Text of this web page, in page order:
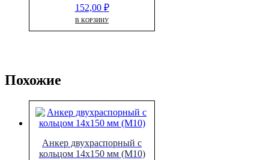
152,00 ₽
В КОРЗИНУ
Похожие
Анкер двухраспорный с
кольцом 14х150 мм (М10)